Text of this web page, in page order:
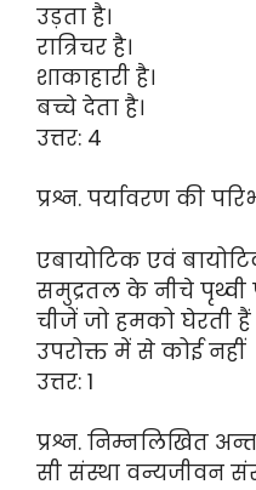
उड़ता है।
रात्रिचर है।
शाकाहारी है।
बच्चे देता है।
उत्तर: 4
प्रश्न. पर्यावरण की
एबायोटिक एवं
समुद्रतल के नीचे पृथ्वी
चीजें जो हमको घेरती हैं
उपरोक्त में से कोई नहीं
उत्तर: 1
प्रश्न. निम्नलिखित
सी संस्था वन्यजीवन